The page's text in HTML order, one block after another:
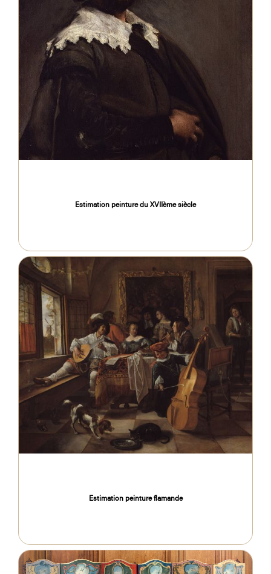
Estimation peinture du XVIIème siècle
Estimation peinture flamande